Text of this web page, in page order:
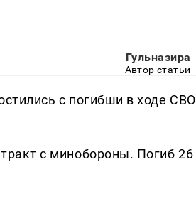
Гульназира
Автор статьи
с погибши в ходе СВО
с минобороны. Погиб 26